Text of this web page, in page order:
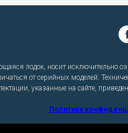
лодок, носит исключительно
от серийных моделей.
указанные на сайте,
Политика